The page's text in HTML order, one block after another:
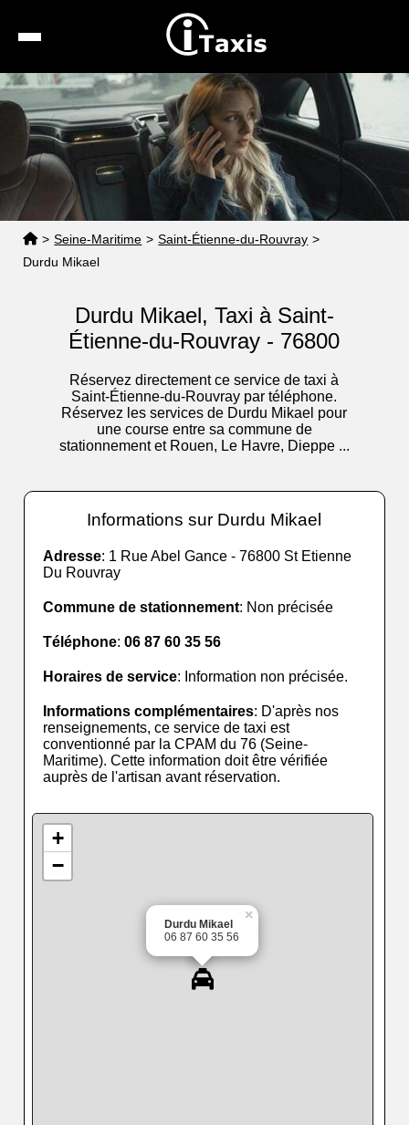
Recherche
Calcul de tarif
Taxis conventionnés
Espace pro
> Seine-Maritime > Saint-Étienne-du-Rouvray >
Durdu Mikael
Durdu Mikael, Taxi à Saint-
Étienne-du-Rouvray - 76800
Réservez directement ce service de taxi à
Saint-Étienne-du-Rouvray par téléphone.
Réservez les services de Durdu Mikael pour
une course entre sa commune de
stationnement et Rouen, Le Havre, Dieppe ...
Informations sur Durdu Mikael
Adresse: 1 Rue Abel Gance - 76800 St Etienne
Du Rouvray
Commune de stationnement: Non précisée
Téléphone:06 87 60 35 56
Horaires de service: Information non précisée.
Informations complémentaires: D'après nos
renseignements, ce service de taxi est
conventionné par la CPAM du 76 (Seine-
Maritime). Cette information doit être vérifiée
auprès de l'artisan avant réservation.
Durdu Mikael
06 87 60 35 56
×
+
−